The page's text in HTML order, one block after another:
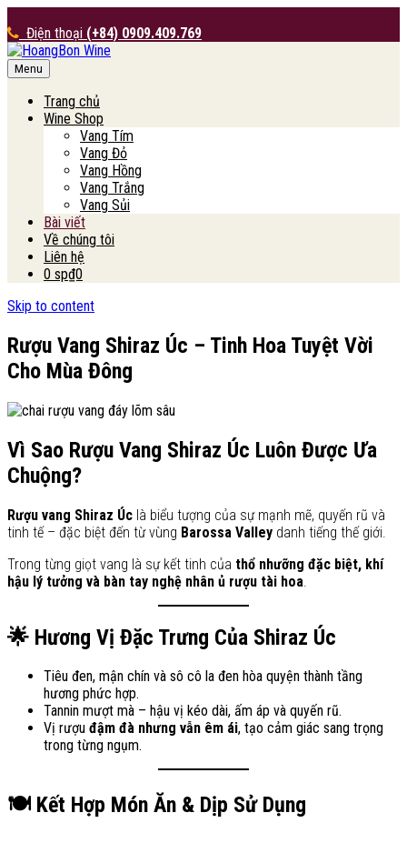
Điện thoại (+84) 0909.409.769
HoangBon Wine
Menu
Trang chủ
Wine Shop
Vang Tím
Vang Đỏ
Vang Hồng
Vang Trắng
Vang Sủi
Bài viết
Về chúng tôi
Liên hệ
0 sp₫0
Skip to content
Rượu Vang Shiraz Úc – Tinh Hoa Tuyệt Vời
Cho Mùa Đông
Vì Sao Rượu Vang Shiraz Úc Luôn Được Ưa
Chuộng?
Rượu vang Shiraz Úc là biểu tượng của sự mạnh mẽ, quyến rũ và
tinh tế – đặc biệt đến từ vùng Barossa Valley danh tiếng thế giới.
Trong từng giọt vang là sự kết tinh của thổ nhưỡng đặc biệt, khí
hậu lý tưởng và bàn tay nghệ nhân ủ rượu tài hoa
🌟 Hương Vị Đặc Trưng Của Shiraz Úc
Tiêu đen, mận chín và sô cô la đen hòa quyện thành tầng
hương phức hợp.
Tannin mượt mà – hậu vị kéo dài, ấm áp và quyến rũ.
Vị rượu đậm đà nhưng vẫn êm ái, tạo cảm giác sang trọng
trong từng ngụm.
🍽️ Kết Hợp Món Ăn & Dịp Sử Dụng